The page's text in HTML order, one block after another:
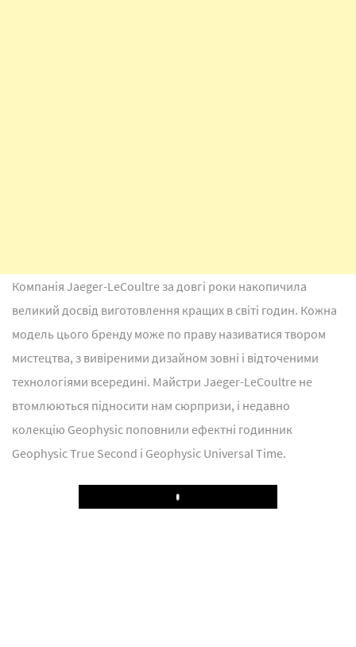
Компанія Jaeger-LeCoultre за довгі роки накопичила
великий досвід виготовлення кращих в світі годин. Кожна
модель цього бренду може по праву називатися твором
мистецтва, з вивіреними дизайном зовні і відточеними
технологіями всередині. Майстри Jaeger-LeCoultre не
втомлюються підносити нам сюрпризи, і недавно
колекцію Geophysic поповнили ефектні годинник
Geophysic True Second і Geophysic Universal Time.
Play